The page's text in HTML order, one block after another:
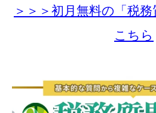
＞＞＞初月無料の「税
こちら